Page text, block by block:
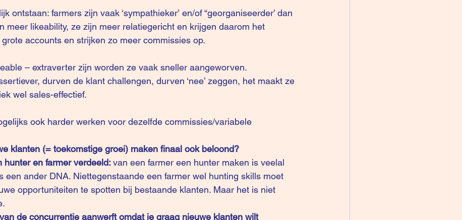
ontstaan: farmers zijn vaak ‘sympathieker’ en/of “georganiseerder’ dan
meer likeability, ze zijn meer relatiegericht en krijgen daarom het
accounts en strijken zo meer commissies op.
– extraverter zijn worden ze vaak sneller aangeworven.
durven de klant challengen, durven ‘nee’ zeggen, het maakt ze
wel sales-effectief.
ook harder werken voor dezelfde commissies/variabele
klanten (= toekomstige groei) maken finaal ook beloond?
hunter en farmer verdeeld: van een farmer een hunter maken is veelal
een ander DNA. Niettegenstaande een farmer wel hunting skills moet
opportuniteiten te spotten bij bestaande klanten. Maar het is niet
de concurrentie aanwerft omdat je graag nieuwe klanten wilt